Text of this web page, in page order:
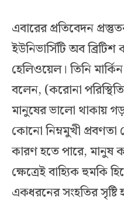
এবারের প্রতিবেদন
ইউনিভার্সিটি অব
হেলিওয়েল। তিনি
বলেন, (করোনা
মানুষের ভালো থাকায়
কোনো নিম্নমুখী প্রবণতা
কারণ হতে পারে, মানুষ
ক্ষেত্রেই বাহ্যিক হুমকি
একধরনের সংহতির সৃষ্টি